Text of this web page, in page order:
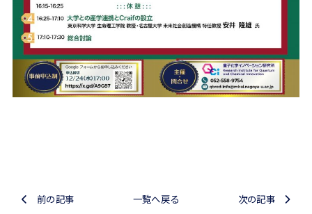
次の記事
一覧へ戻る
前の記事